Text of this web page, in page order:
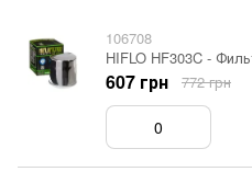
106708
HIFLO HF303C -
607 грн 772 грн